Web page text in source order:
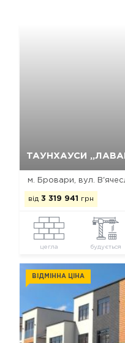
ТАУНХАУСИ
м. Бровари, вул.
від 3 319 941 грн
цегла будується
ВІДМІННА ЦІНА